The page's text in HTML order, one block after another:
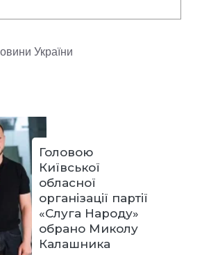
України
Головою
Київської
обласної
організації партії
«Слуга Народу»
обрано Миколу
Калашника